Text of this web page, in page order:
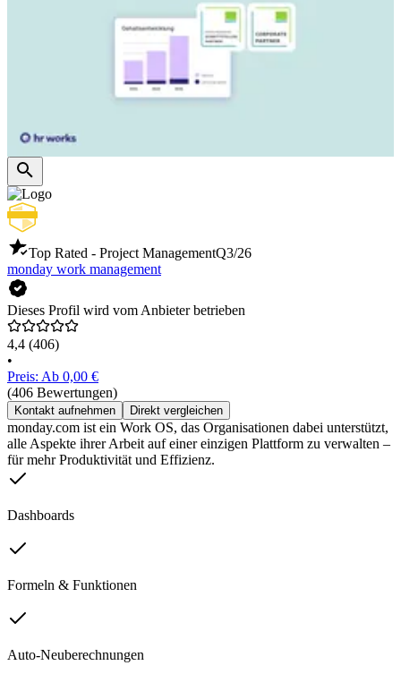
Top Rated - Project ManagementQ3/26
monday work management
Dieses Profil wird vom Anbieter betrieben
4,4 (406)
•
Preis: Ab 0,00 €
(406 Bewertungen)
Kontakt aufnehmen Direkt vergleichen
monday.com ist ein Work OS, das Organisationen dabei unterstützt,
alle Aspekte ihrer Arbeit auf einer einzigen Plattform zu verwalten –
für mehr Produktivität und Effizienz.
Dashboards
Formeln & Funktionen
Auto-Neuberechnungen